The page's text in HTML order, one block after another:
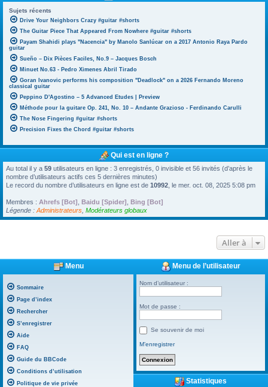
Sujets récents
Drive Your Neighbors Crazy #guitar #shorts
The Guitar Piece That Appeared From Nowhere #guitar #shorts
Payam Shahidi plays "Nacencia" by Manolo Sanlúcar on a 2017 Antonio Raya Pardo
guitar
Sueño – Dix Pièces Faciles, No.9 – Jacques Bosch
Minuet No.63 - Pedro Ximenes Abril Tirado
Goran Ivanovic performs his composition "Deadlock" on a 2026 Fernando Moreno
classical guitar
Peppino D'Agostino – 5 Advanced Etudes | Preview
Méthode pour la guitare Op. 241, No. 10 – Andante Grazioso - Ferdinando Carulli
The Nose Fingering #guitar #shorts
Precision Fixes the Chord #guitar #shorts
Qui est en ligne ?
Au total il y a 59 utilisateurs en ligne : 3 enregistrés, 0 invisible et 56 invités (d’après le
nombre d’utilisateurs actifs ces 5 dernières minutes)
Le record du nombre d’utilisateurs en ligne est de 10992 , le mer. oct. 08, 2025 5:08 pm
Membres : Ahrefs [Bot] Baidu [Spider] Bing [Bot]
Légende : Administrateurs Modérateurs globaux
Aller à
Menu
Sommaire
Page d’index
Rechercher
S’enregistrer
Aide
FAQ
Guide du BBCode
Conditions d’utilisation
Politique de vie privée
Menu de l’utilisateur
Nom d’utilisateur :
Mot de passe :
Se souvenir de moi
M’enregistrer
Statistiques